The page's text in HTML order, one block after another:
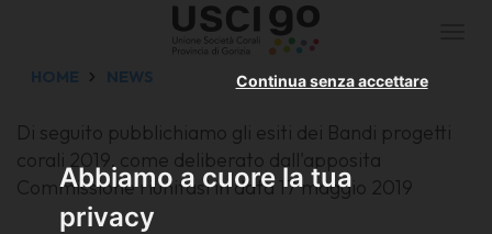
Abbiamo a cuore la tua
privacy
Continua senza accettare
HOME NEWS
Di seguito pubblichiamo gli esiti dei Bandi progetti
corali 2019, come deliberato dall'apposita
Commissione riunitasi in data 17 maggio 2019